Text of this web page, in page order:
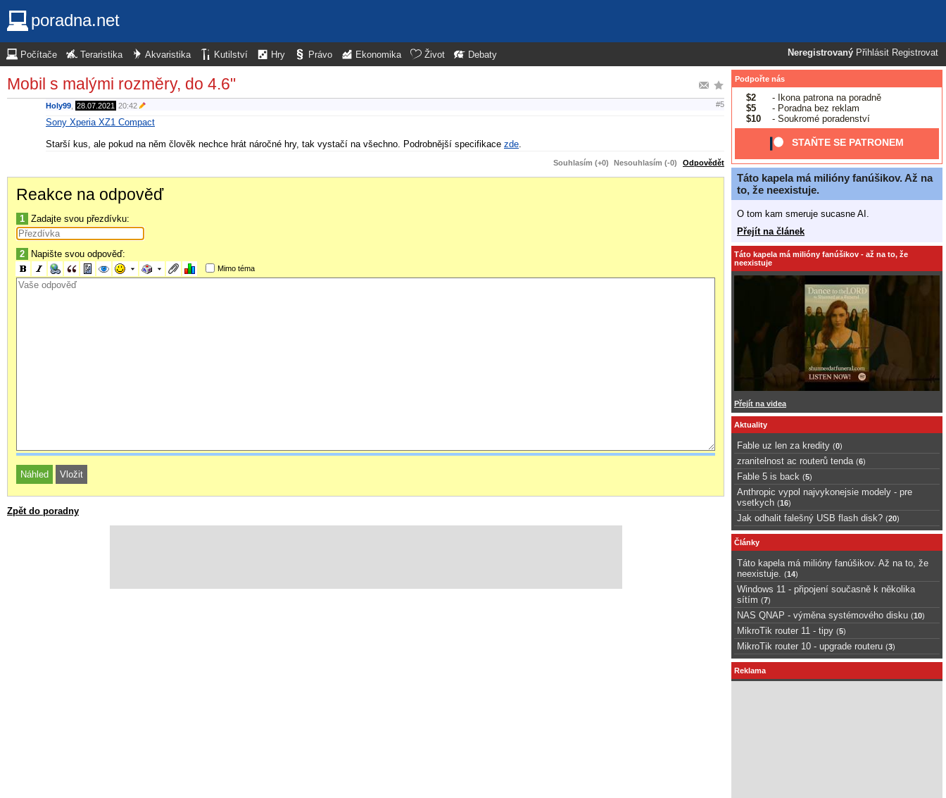
poradna.net
Neregistrovaný Přihlásit Registrovat
Počítače Teraristika Akvaristika Kutilství Hry Právo Ekonomika Život Debaty
Mobil s malými rozměry, do 4.6"
Holy99 28.07.2021 20:42 #5
Sony Xperia XZ1 Compact
Starší kus, ale pokud na něm člověk nechce hrát náročné hry, tak vystačí na všechno. Podrobnější specifikace zde
Souhlasím (+0) Nesouhlasím (-0) Odpovědět
Reakce na odpověď
1 Zadajte svou přezdívku:
2 Napište svou odpověď:
Mimo téma
Zpět do poradny
Podpořte nás
$2
- Ikona patrona na poradně
$5
- Poradna bez reklam
$10
- Soukromé poradenství
STAŇTE SE PATRONEM
Táto kapela má milióny fanúšikov. Až na
to, že neexistuje.
O tom kam smeruje sucasne AI.
Přejít na článek
Táto kapela má milióny fanúšikov - až na to, že
neexistuje
Přejít na videa
Aktuality
Fable uz len za kredity (0)
zranitelnost ac routerů tenda (6)
Fable 5 is back (5)
Anthropic vypol najvykonejsie modely - pre
vsetkych (16)
Jak odhalit falešný USB flash disk? (20)
Články
Táto kapela má milióny fanúšikov. Až na to, že
neexistuje.
(14)
Windows 11 - připojení současně k několika
sítím (7)
NAS QNAP - výměna systémového disku (10)
MikroTik router 11 - tipy (5)
MikroTik router 10 - upgrade routeru (3)
Reklama